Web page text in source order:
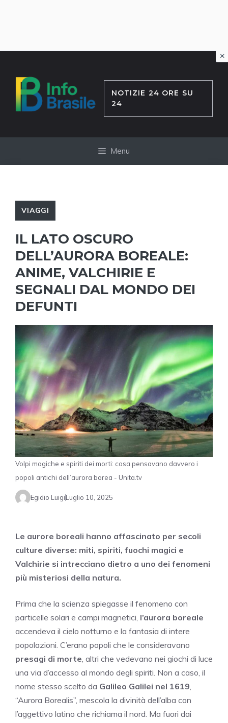
contenuto
NOTIZIE 24 ORE SU
24
Menu
VIAGGI
IL LATO OSCURO
DELL’AURORA BOREALE:
ANIME, VALCHIRIE E
SEGNALI DAL MONDO DEI
DEFUNTI
Volpi magiche e spiriti dei morti: cosa pensavano davvero i
popoli antichi dell’aurora borea - Unita.tv
Egidio LuigiLuglio 10, 2025
Le aurore boreali hanno affascinato per secoli
culture diverse: miti, spiriti, fuochi magici e
Valchirie si intrecciano dietro a uno dei fenomeni
più misteriosi della natura.
Prima che la scienza spiegasse il fenomeno con
particelle solari e campi magnetici, l’aurora boreale
accendeva il cielo notturno e la fantasia di intere
popolazioni. C’erano popoli che le consideravano
presagi di morte, altri che vedevano nei giochi di luce
una via d’accesso al mondo degli spiriti. Non a caso, il
nome stesso scelto da Galileo Galilei nel 1619,
“Aurora Borealis”, mescola la divinità dell’alba con
l’aggettivo latino che richiama il nord. Ma fuori dai
×